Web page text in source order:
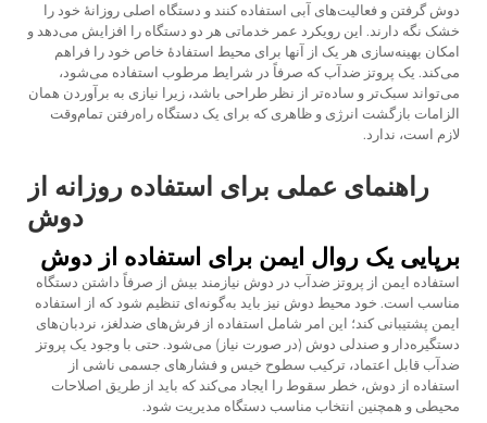
دوش گرفتن و فعالیت‌های آبی استفاده کنند و دستگاه اصلی روزانهٔ خود را
خشک نگه دارند. این رویکرد عمر خدماتی هر دو دستگاه را افزایش می‌دهد و
امکان بهینه‌سازی هر یک از آنها برای محیط استفادهٔ خاص خود را فراهم
می‌کند. یک پروتز ضدآب که صرفاً در شرایط مرطوب استفاده می‌شود،
می‌تواند سبک‌تر و ساده‌تر از نظر طراحی باشد، زیرا نیازی به برآوردن همان
الزامات بازگشت انرژی و ظاهری که برای یک دستگاه راه‌رفتن تمام‌وقت
لازم است، ندارد.
راهنمای عملی برای استفاده روزانه از
دوش
برپایی یک روال ایمن برای استفاده از دوش
استفاده ایمن از پروتز ضدآب در دوش نیازمند بیش از صرفاً داشتن دستگاه
مناسب است. خود محیط دوش نیز باید به‌گونه‌ای تنظیم شود که از استفاده
ایمن پشتیبانی کند؛ این امر شامل استفاده از فرش‌های ضدلغز، نردبان‌های
دستگیره‌دار و صندلی دوش (در صورت نیاز) می‌شود. حتی با وجود یک پروتز
ضدآب قابل اعتماد، ترکیب سطوح خیس و فشارهای جسمی ناشی از
استفاده از دوش، خطر سقوط را ایجاد می‌کند که باید از طریق اصلاحات
محیطی و همچنین انتخاب مناسب دستگاه مدیریت شود.